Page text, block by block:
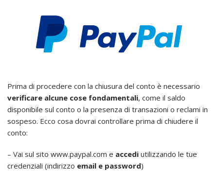
Prima di procedere con la chiusura del conto è necessario
verificare alcune cose fondamentali, come il saldo
disponibile sul conto o la presenza di transazioni o reclami in
sospeso. Ecco cosa dovrai controllare prima di chiudere il
conto:
– Vai sul sito www.paypal.com e accedi utilizzando le tue
credenziali (indirizzo email e password)